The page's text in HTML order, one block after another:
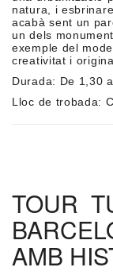
natura, i
acabà sent un
un dels
exemple del
creativitat i
Durada: De 1,30
Lloc de trobada:
TOUR
AMB